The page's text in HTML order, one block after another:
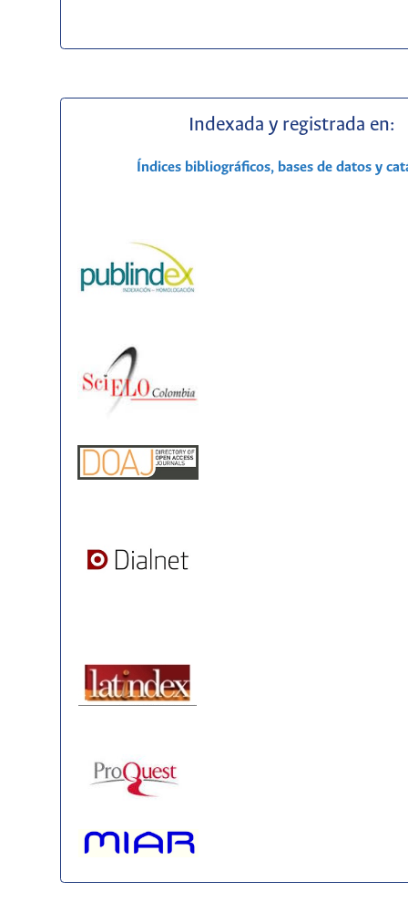
Indexada y registrada en:
Índices bibliográficos, bases de datos y